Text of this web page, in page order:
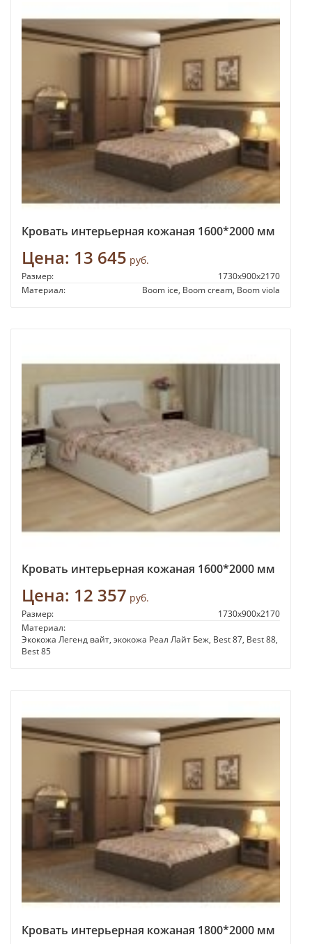
Кровать интерьерная кожаная 1600*2000 мм
Цена: 13 645 руб.
Размер:
1730x900x2170
Материал:
Boom ice, Boom cream, Boom viola
Кровать интерьерная кожаная 1600*2000 мм
Цена: 12 357 руб.
Размер:
1730x900x2170
Материал:
Экокожа Легенд вайт, экокожа Реал Лайт Беж, Best 87, Best 88,
Best 85
Кровать интерьерная кожаная 1800*2000 мм